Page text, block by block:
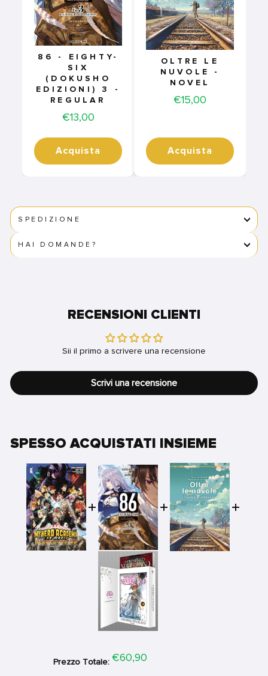
86 - EIGHTY-
SIX
(DOKUSHO
EDIZIONI) 3 -
REGULAR
Price
€13,00
Acquista
OLTRE LE
NUVOLE -
NOVEL
Price
€15,00
Acquista
SPEDIZIONE
HAI DOMANDE?
RECENSIONI CLIENTI
Sii il primo a scrivere una recensione
Scrivi una recensione
SPESSO ACQUISTATI INSIEME
Prezzo Totale: Price
€60,90